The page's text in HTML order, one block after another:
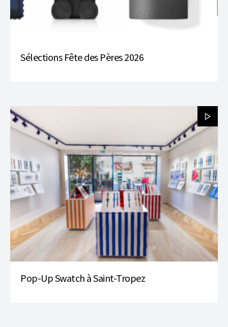
Sélections Fête des Pères 2026
Pop-Up Swatch à Saint-Tropez